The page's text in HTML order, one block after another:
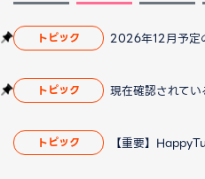
トピック
トピック
トピック